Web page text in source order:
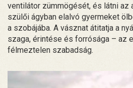
ventilátor zümmögését, és látni az
szülői ágyban elalvó gyermeket
a szobájába. A vásznat átitatja a
szaga, érintése és forrósága – az
félmeztelen szabadság.